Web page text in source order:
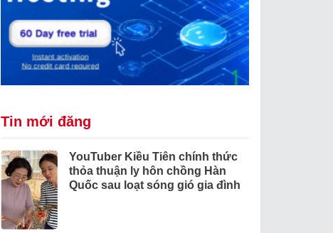
Tin mới đăng
YouTuber Kiều Tiên chính thức
thỏa thuận ly hôn chồng Hàn
Quốc sau loạt sóng gió gia đình